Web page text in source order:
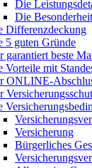
Die
Die
Differenzdeckung
5 guten Gründe
garantiert beste
Vorteile mit
ONLINE-
Versicherung
Bürgerliches